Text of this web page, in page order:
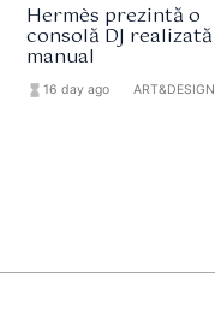
Hermès prezintă o
consolă DJ realizată
manual
hourglass_full16 day ago format_list_bulletedART&DESIGN